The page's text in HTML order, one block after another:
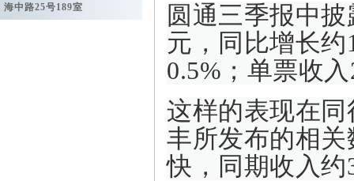
海中路25号189室
圆通三季报中
元，同比增长
0.5%；单票收
这样的表现在
丰所发布的相
快，同期收入约